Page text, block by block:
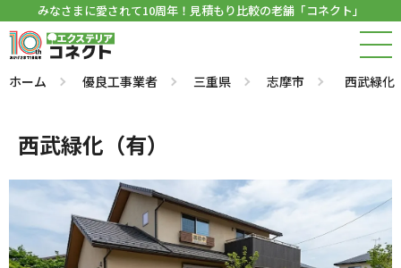
みなさまに愛されて10周年！見積もり比較の老舗「コネクト」
ホーム 優良工事業者 三重県 志摩市 西武緑化
西武緑化（有）